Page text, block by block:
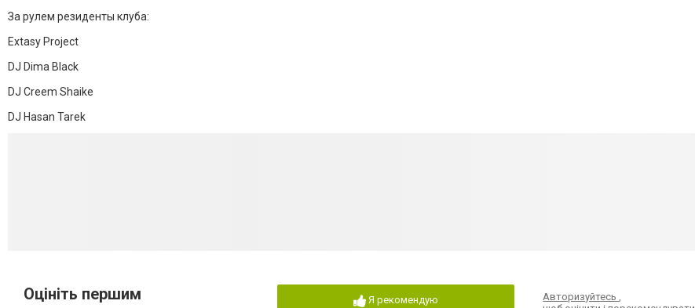
За рулем резиденты клуба:
Extasy Project
DJ Dima Black
DJ Creem Shaike
DJ Hasan Tarek
Оцініть першим Я рекомендую Авторизуйтесь,